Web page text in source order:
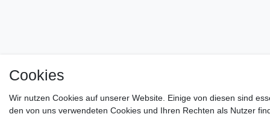
Cookies
Wir nutzen Cookies auf unserer Website. Einige von diesen sind
den von uns verwendeten Cookies und Ihren Rechten als Nutzer